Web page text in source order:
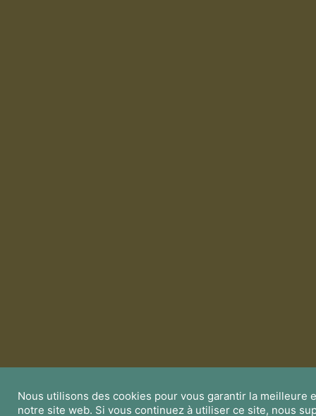
Nous utilisons des cookies pour vous garantir la meilleure
notre site web. Si vous continuez à utiliser ce site, nous